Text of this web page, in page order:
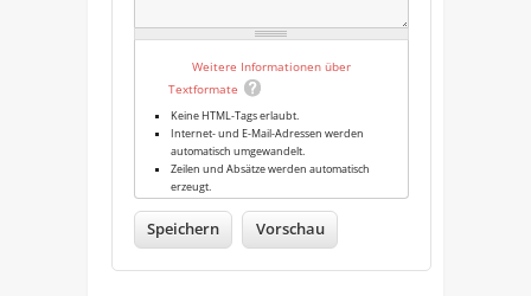
Weitere Informationen über
Textformate
Keine HTML-Tags erlaubt.
Internet- und E-Mail-Adressen werden
automatisch umgewandelt.
Zeilen und Absätze werden automatisch
erzeugt.